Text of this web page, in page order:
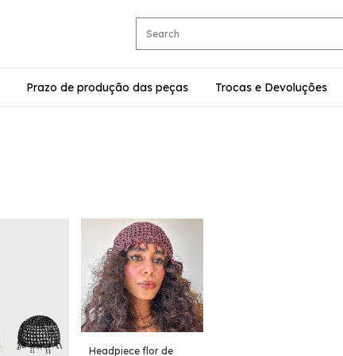
Prazo de produção das peças Trocas e Devoluções
Headpiece flor de